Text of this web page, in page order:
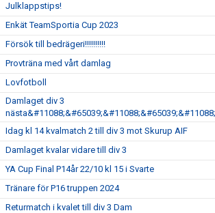
Julklappstips!
Enkät TeamSportia Cup 2023
Försök till bedrägeri!!!!!!!!!!
Provträna med vårt damlag
Lovfotboll
Damlaget div 3
Idag kl 14 kvalmatch 2 till div 3 mot Skurup AIF
Damlaget kvalar vidare till div 3
YA Cup Final P14år 22/10 kl 15 i Svarte
Tränare för P16 truppen 2024
Returmatch i kvalet till div 3 Dam